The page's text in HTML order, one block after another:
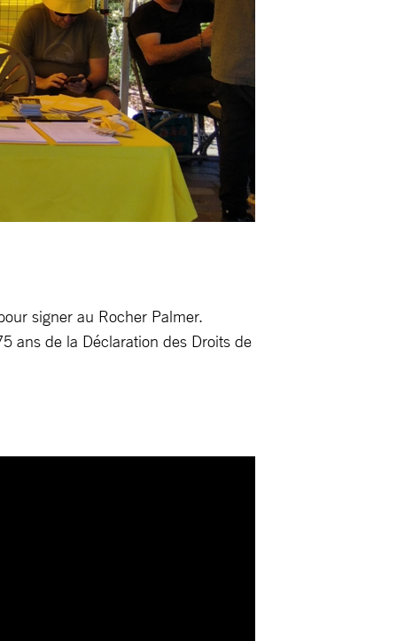
signer au Rocher Palmer.
ans de la Déclaration des Droits de